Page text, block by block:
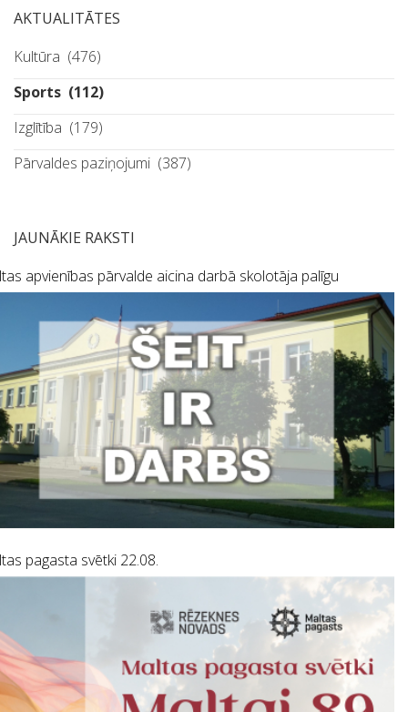
AKTUALITĀTES
Kultūra (476)
Sports (112)
Izglītība (179)
Pārvaldes paziņojumi (387)
JAUNĀKIE RAKSTI
apvienības pārvalde aicina darbā skolotāja palīgu
pagasta svētki 22.08.